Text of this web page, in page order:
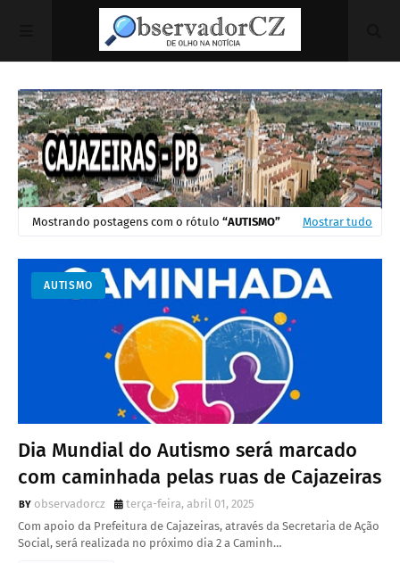
Mostrando postagens com o rótulo AUTISMO Mostrar tudo
AUTISMO
Dia Mundial do Autismo será marcado
com caminhada pelas ruas de Cajazeiras
observadorcz
terça-feira, abril 01, 2025
Com apoio da Prefeitura de Cajazeiras, através da Secretaria de Ação
Social, será realizada no próximo dia 2 a Caminh…